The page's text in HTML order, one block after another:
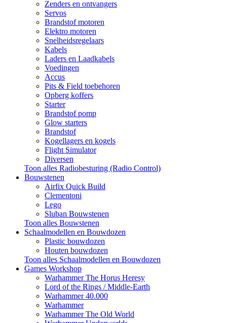
Zenders en ontvangers
Servos
Brandstof motoren
Elektro motoren
Snelheidsregelaars
Kabels
Laders en Laadkabels
Voedingen
Accus
Pits & Field toebehoren
Opberg koffers
Starter
Brandstof pomp
Glow starters
Brandstof
Kogellagers en kogels
Flight Simulator
Diversen
Toon alles Radiobesturing (Radio Control)
Bouwstenen
Airfix Quick Build
Clementoni
Lego
Sluban Bouwstenen
Toon alles Bouwstenen
Schaalmodellen en Bouwdozen
Plastic bouwdozen
Houten bouwdozen
Toon alles Schaalmodellen en Bouwdozen
Games Workshop
Warhammer The Horus Heresy
Lord of the Rings / Middle-Earth
Warhammer 40.000
Warhammer
Warhammer The Old World